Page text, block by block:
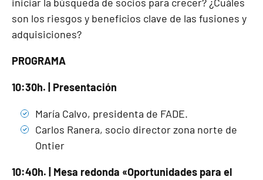
son los riesgos y beneficios clave de las fusiones y
adquisiciones?
PROGRAMA
10:30h. | Presentación
María Calvo, presidenta de FADE.
Carlos Ranera, socio director zona norte de
Ontier
10:40h. | Mesa redonda «Oportunidades para el